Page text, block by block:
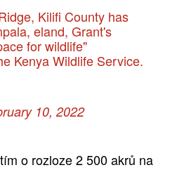
Kilifi County has
eland, Grant's
for wildlife"
Kenya Wildlife Service.
10, 2022
o rozloze 2 500 akrů na